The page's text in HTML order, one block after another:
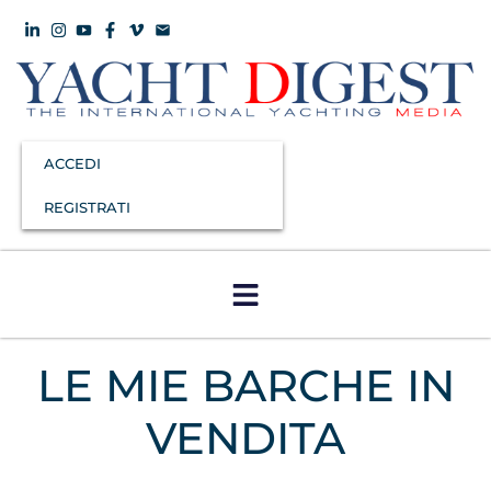
ACCEDI
REGISTRATI
LE MIE BARCHE IN
VENDITA